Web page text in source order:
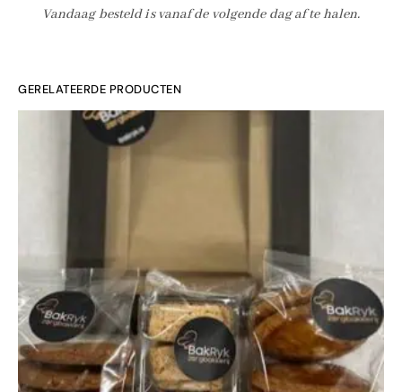
Vandaag besteld is vanaf de volgende dag af te halen.
GERELATEERDE PRODUCTEN